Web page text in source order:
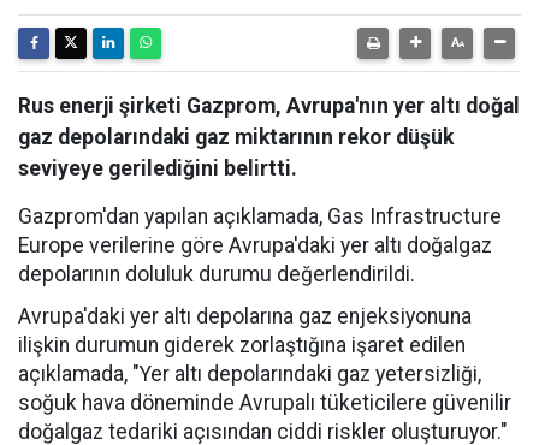
Rus enerji şirketi Gazprom, Avrupa'nın yer altı doğal
gaz depolarındaki gaz miktarının rekor düşük
seviyeye gerilediğini belirtti.
Gazprom'dan yapılan açıklamada, Gas Infrastructure
Europe verilerine göre Avrupa'daki yer altı doğalgaz
depolarının doluluk durumu değerlendirildi.
Avrupa'daki yer altı depolarına gaz enjeksiyonuna
ilişkin durumun giderek zorlaştığına işaret edilen
açıklamada, "Yer altı depolarındaki gaz yetersizliği,
soğuk hava döneminde Avrupalı tüketicilere güvenilir
doğalgaz tedariki açısından ciddi riskler oluşturuyor."